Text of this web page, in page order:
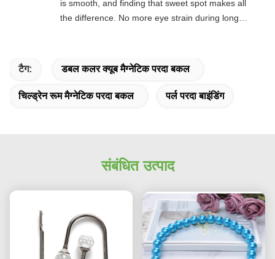
is smooth, and finding that sweet spot makes all
the difference. No more eye strain during long
fantastic once you dial in the IPD correctly. The
manual adjustment is smooth, and finding that
sweet spot makes all the difference. No more eye
finding that sweet spot makes all the difference.
recommend taking the time to set it up
properly!""The Pico 4's visual clarity is fantastic
once you dial in the IPD correctly. The manual
adjustment is smooth, and finding that sweet spot
makes all the difference. No more eye strain
टैग: डबल कलर क्यूब मैग्नेटिक परदा बकल
चिल्ड्रेन रूम मैग्नेटिक परदा बकल पर्ल परदा बाइंडिंग
संबंधित उत्पाद